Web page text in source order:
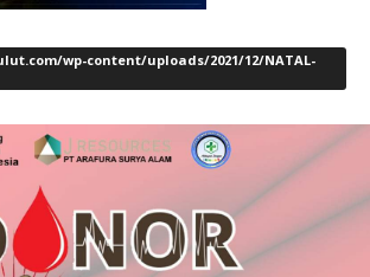
wp-content/uploads/2021/12/NATAL-